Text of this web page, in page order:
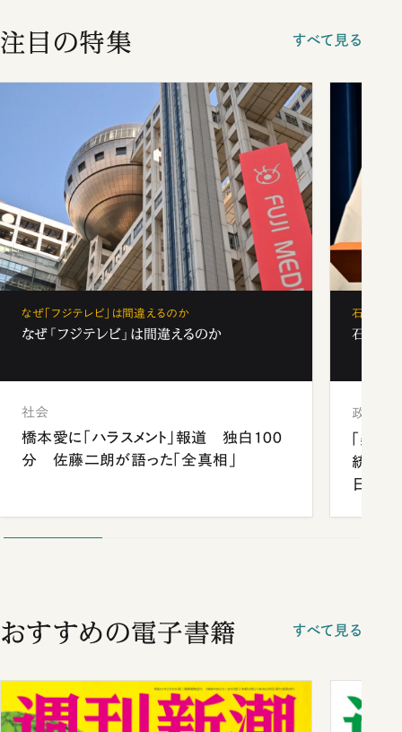
注目の特集 すべて見る
なぜ「フジテレビ」は間違えるのか
なぜ「フジテレビ」は間違えるのか
社会
橋本愛に「ハラスメント」報道 独白100
分 佐藤二朗が語った「全真相」
石破茂、
石破茂
政治
「楽し
統領と
日米
おすすめの電子書籍 すべて見る